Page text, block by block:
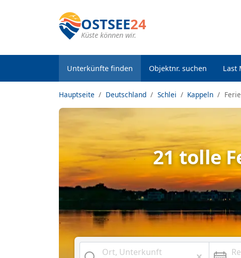
OSTSEE24
Küste können wir.
Unterkünfte finden Objektnr. suchen Last
Hauptseite Deutschland Schlei Kappeln
21 tolle
Ort, Unterkunft